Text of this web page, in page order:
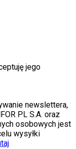
jego
newslettera,
PL S.A. oraz
osobowych jest
wysyłki